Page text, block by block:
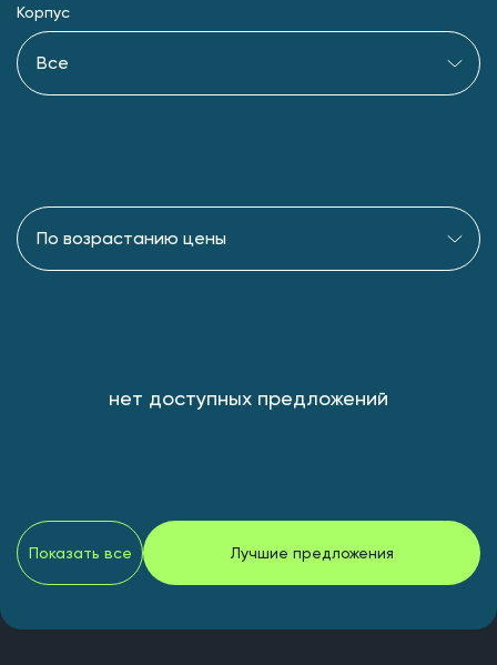
Корпус
Все
По возрастанию цены
нет доступных предложений
Показать все Лучшие предложения